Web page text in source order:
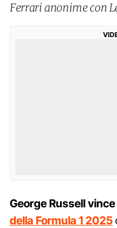
Ferrari anonime con
George Russell vince
della Formula 1 2025